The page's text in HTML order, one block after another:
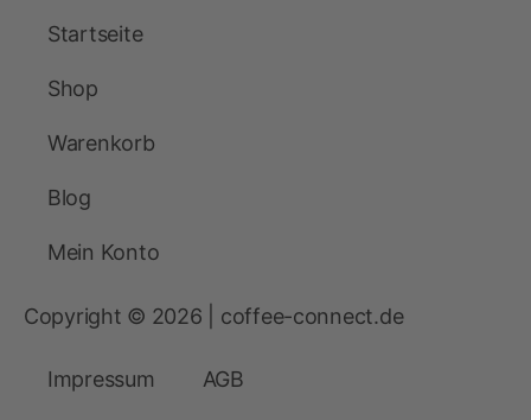
Startseite
Shop
Warenkorb
Blog
Mein Konto
Copyright © 2026 | coffee-connect.de
Impressum AGB